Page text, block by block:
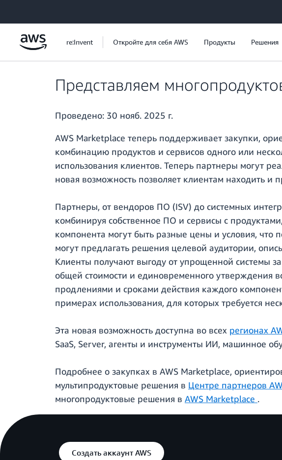
re:Invent Откройте для себя AWS Продукты Решения
Представляем
Проведено: 30 нояб. 2025 г.
AWS Marketplace теперь поддерживает закупки,
комбинацию продуктов и сервисов одного или
использования клиентов. Теперь партнеры могут
новая возможность позволяет клиентам находить и
Партнеры, от вендоров ПО (ISV) до системных
комбинируя собственное ПО и сервисы с
компонента могут быть разные цены и условия, что
могут предлагать решения целевой аудитории,
Клиенты получают выгоду от упрощенной системы
общей стоимости и единовременного утверждения
продлениями и сроками действия каждого
примерах использования, для которых требуется
Эта новая возможность доступна во всех регионах
SaaS, Server, агенты и инструменты ИИ, машинное
Подробнее о закупках в AWS Marketplace,
мультипродуктовые решения в Центре партнеров
многопродуктовые решения в AWS Marketplace .
Создать аккаунт AWS